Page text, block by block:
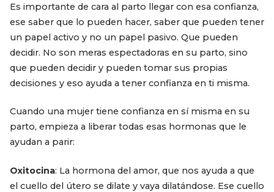
Es importante de cara al parto llegar con esa confianza,
ese saber que lo pueden hacer, saber que pueden tener
un papel activo y no un papel pasivo. Que pueden
decidir. No son meras espectadoras en su parto, sino
que pueden decidir y pueden tomar sus propias
decisiones y eso ayuda a tener confianza en ti misma.
Cuando una mujer tiene confianza en sí misma en su
parto, empieza a liberar todas esas hormonas que le
ayudan a parir:
Oxitocina: La hormona del amor, que nos ayuda a que
el cuello del útero se dilate y vaya dilatándose. Ese cuello